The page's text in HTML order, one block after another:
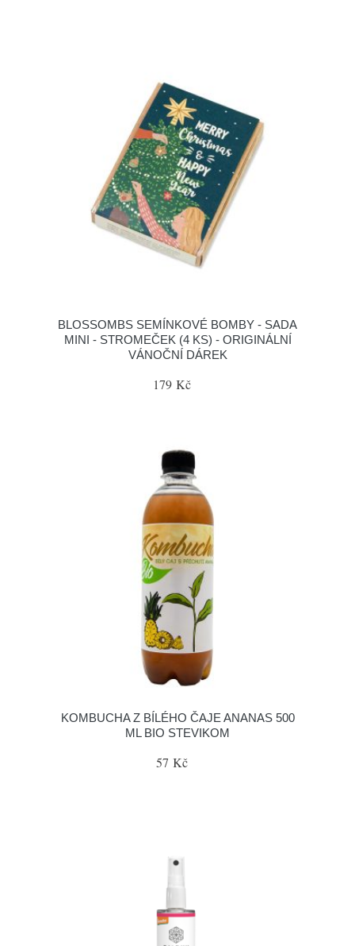
BLOSSOMBS SEMÍNKOVÉ BOMBY - SADA
MINI - STROMEČEK (4 KS) - ORIGINÁLNÍ
VÁNOČNÍ DÁREK
179 Kč
KOMBUCHA Z BÍLÉHO ČAJE ANANAS 500
ML BIO STEVIKOM
57 Kč